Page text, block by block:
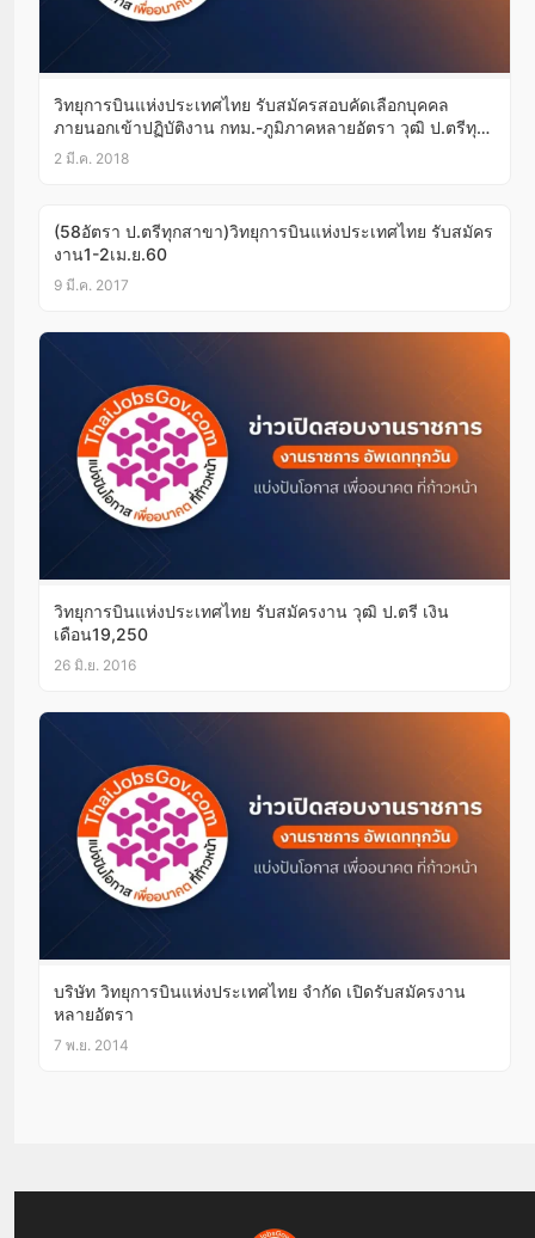
วิทยุการบินแห่งประเทศไทย รับสมัครสอบคัดเลือกบุคคล
ภายนอกเข้าปฏิบัติงาน กทม.-ภูมิภาคหลายอัตรา วุฒิ ป.ตรีทุก
สาขา 24-25มี.ค.61
2 มี.ค. 2018
(58อัตรา ป.ตรีทุกสาขา)วิทยุการบินแห่งประเทศไทย รับสมัคร
งาน1-2เม.ย.60
9 มี.ค. 2017
วิทยุการบินแห่งประเทศไทย รับสมัครงาน วุฒิ ป.ตรี เงิน
เดือน19,250
26 มิ.ย. 2016
บริษัท วิทยุการบินแห่งประเทศไทย จำกัด เปิดรับสมัครงาน
หลายอัตรา
7 พ.ย. 2014